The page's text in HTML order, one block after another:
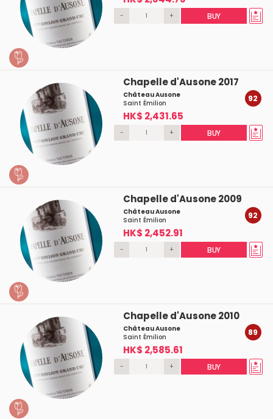
- + BUY
Chapelle d'Ausone 2017
Château Ausone
Saint Émilion
HK$ 2,431.65
92
- + BUY
Chapelle d'Ausone 2009
Château Ausone
Saint Émilion
HK$ 2,452.91
92
- + BUY
Chapelle d'Ausone 2010
Château Ausone
Saint Émilion
HK$ 2,585.61
89
- + BUY